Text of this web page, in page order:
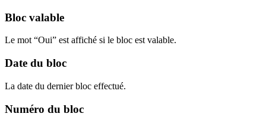
Bloc valable
Le mot “Oui” est affiché si le bloc est valable.
Date du bloc
La date du dernier bloc effectué.
Numéro du bloc